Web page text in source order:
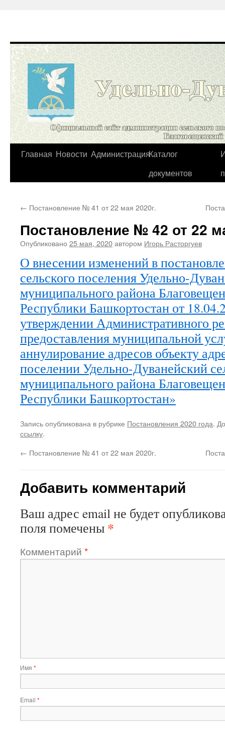
Перейти
Главная Новости АдминистрацияКаталог
документов
← Постановление № 41 от 22 мая 2020г.
Постановление № 42 от 22
Опубликовано 25 мая, 2020автором Игорь Расторгуев
О внесении изменений в
сельского поселения Удельно-
муниципального района
Республики Башкортостан от
утверждении Административного
предоставления муниципальной
аннулирование адресов объекту
поселении Удельно-Дуванейский
муниципального района
Республики Башкортостан»
Запись опубликована в рубрике Постановления 2020 года.
ссылку.
← Постановление № 41 от 22 мая 2020г.
Добавить комментарий
Ваш адрес email не будет
поля помечены *
Комментарий *
Имя *
Email *